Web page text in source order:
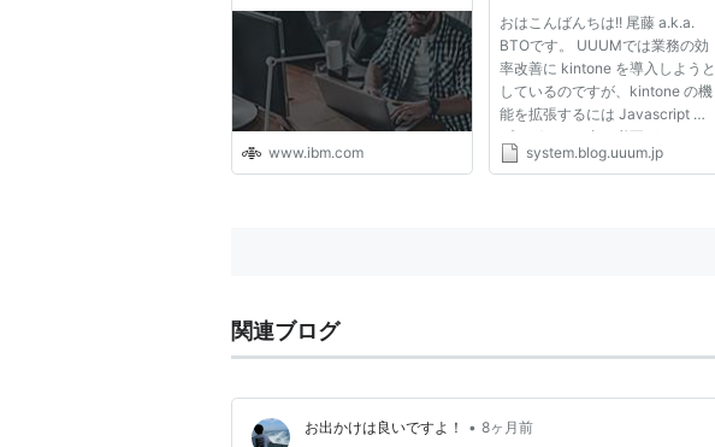
www.ibm.com
力を見やすくして、karma
で複数ブラウザのテストを自
動化して、カバレッジを出力
するようにした - UUUMエン
ジニアブログ
おはこんばんちは!! 尾藤 a.k.a.
BTOです。 UUUMでは業務の効
率改善に kintone を導入しようと
しているのですが、kintone の機
能を拡張するには Javascript で
プログラムを書く必要がありま
す。 そこで、Javascript の開発
system.blog.uuum.jp
関連ブログ
お出かけは良いですよ！ • 8ヶ月前